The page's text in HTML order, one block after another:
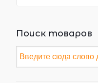
Поиск товаров